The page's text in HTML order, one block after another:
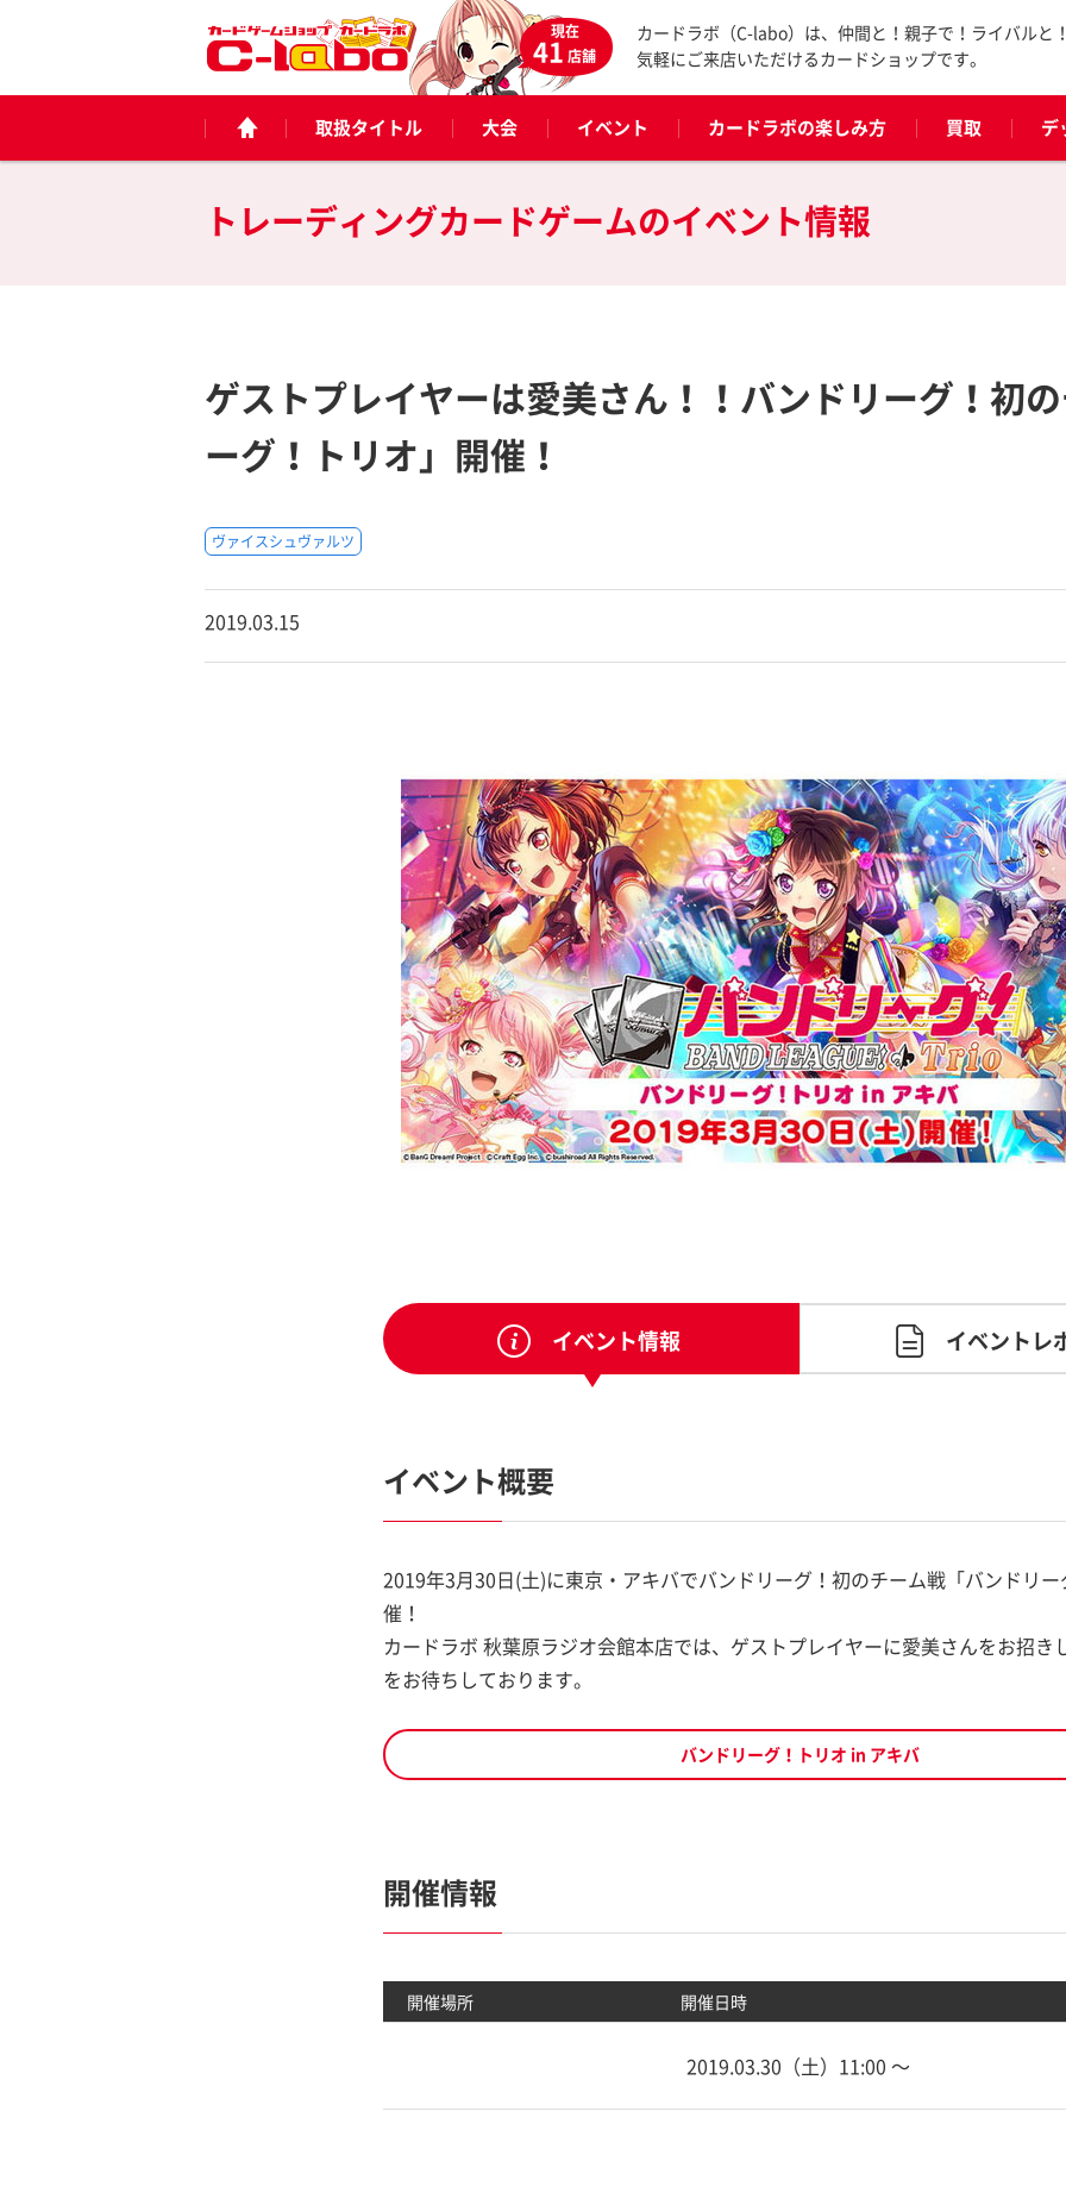
現在
41店舗
カードラボ（C-labo）は、仲間と！親子で！ライバルと
気軽にご来店いただけるカードショップです。
取扱タイトル 大会 イベント カードラボの楽しみ方 買取 デ
トレーディングカードゲームのイベント情報
ゲストプレイヤーは愛美さん！！バンドリーグ！初
ーグ！トリオ」開催！
ヴァイスシュヴァルツ
2019.03.15
イベント情報 イベントレ
イベント概要
2019年3月30日(土)に東京・アキバでバンドリーグ！初のチーム戦「バンドリ
催！
カードラボ 秋葉原ラジオ会館本店では、ゲストプレイヤーに愛美さんをお招き
をお待ちしております。
バンドリーグ！トリオ in アキバ
開催情報
開催場所 開催日時
2019.03.30（土）11:00 〜